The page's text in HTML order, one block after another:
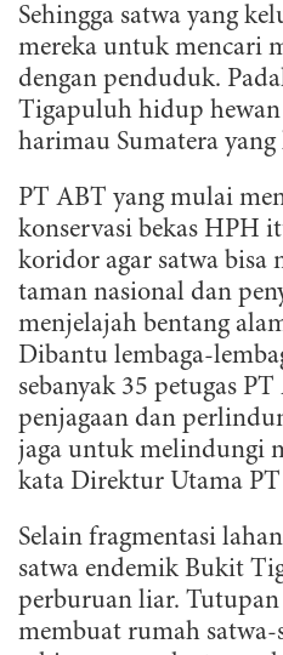
Sehingga satwa yang
mereka untuk mencari
dengan penduduk.
Tigapuluh hidup
harimau Sumatera
PT ABT yang mulai
konservasi bekas HPH
koridor agar satwa bisa
taman nasional dan
menjelajah bentang
Dibantu lembaga-
sebanyak 35 petugas
penjagaan dan
jaga untuk melindungi
kata Direktur Utama
Selain fragmentasi
satwa endemik Bukit
perburuan liar.
membuat rumah